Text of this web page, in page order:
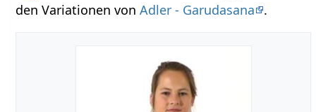
den Variationen vonAdler - Garudasana .